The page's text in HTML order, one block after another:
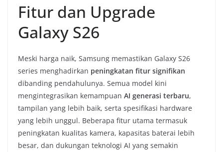
Fitur dan Upgrade
Galaxy S26
Meski harga naik, Samsung memastikan Galaxy S26
series menghadirkan peningkatan fitur signifikan
dibanding pendahulunya. Semua model kini
mengintegrasikan kemampuan AI generasi terbaru,
tampilan yang lebih baik, serta spesifikasi hardware
yang lebih unggul. Beberapa fitur utama termasuk
peningkatan kualitas kamera, kapasitas baterai lebih
besar, dan dukungan teknologi AI yang semakin